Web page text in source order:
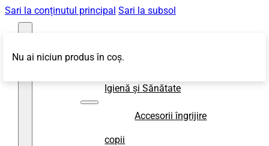
Sari la conținutul principal Sari la subsol
Igienă și Sănătate
Accesorii îngrijire
copii
Nu ai niciun produs în coș.